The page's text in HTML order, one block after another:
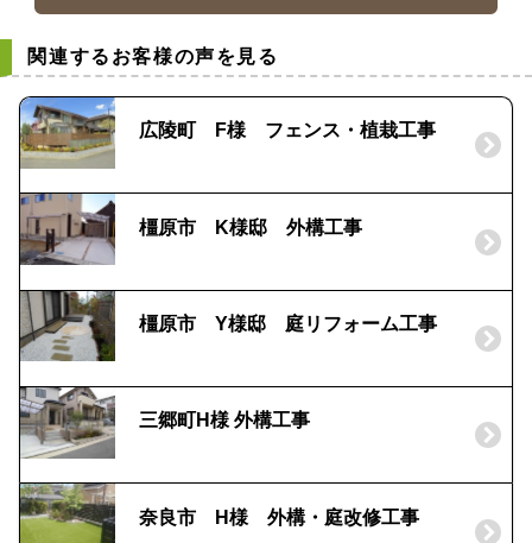
関連するお客様の声を見る
広陵町 F様 フェンス・植栽工事
橿原市 K様邸 外構工事
橿原市 Y様邸 庭リフォーム工事
三郷町H様 外構工事
奈良市 H様 外構・庭改修工事